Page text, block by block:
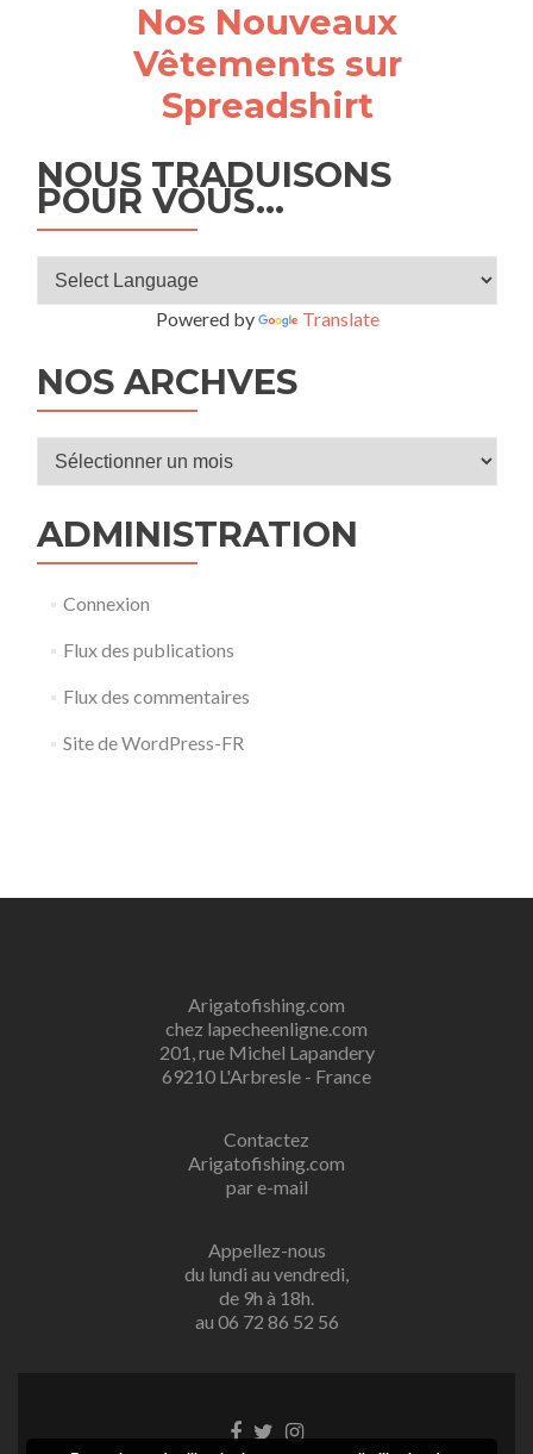
Nos Nouveaux
Vêtements sur
Spreadshirt
NOUS TRADUISONS
POUR VOUS…
Powered by Translate
NOS ARCHVES
Nos
ADMINISTRATION
Connexion
Flux des publications
Flux des commentaires
Site de WordPress-FR
Arigatofishing.com
chez lapecheenligne.com
201, rue Michel Lapandery
69210 L'Arbresle - France
Contactez
Arigatofishing.com
par e-mail
Appellez-nous
du lundi au vendredi,
de 9h à 18h.
au 06 72 86 52 56
LienLienLien